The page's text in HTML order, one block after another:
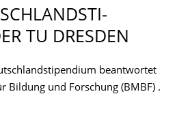
TU DRESDEN
beantwortet
Bildung und Forschung (BMBF) .